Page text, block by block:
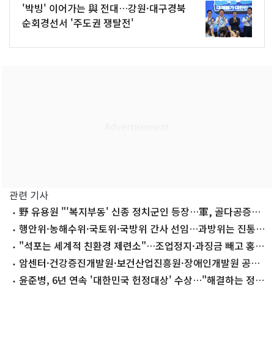
'박빙' 이어가는 與 전대…강원·대구경북
순회경선서 '주도권 쟁탈전'
관련 기사
野 유용원 "'복지부동' 신종 정치군인 등장…軍, 골다공증으
로 속 비어가"
행안위·농해수위·국토위·국방위 간사 선임…과방위는 진통
(종합)
"석포는 세계적 친환경 제련소"…조업정지·과징금 빼고 홍
보 '논란'
암센터·건강증진개발원·보건산업진흥원·장애인개발원 공
통점은
윤준병, 6년 연속 '대한민국 헌정대상' 수상…"해결하는 정